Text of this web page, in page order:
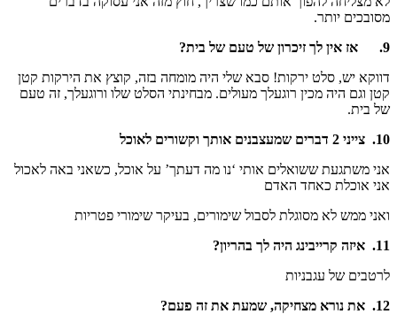
מסובכים יותר.
9.
אז אין לך זיכרון של טעם של בית?
דווקא יש, סלט ירקות! סבא שלי היה מומחה בזה, קוצץ את הירקות קטן
קטן וגם היה מכין רוגעלך מעולים. מבחינתי הסלט שלו ורוגעלך, זה טעם
של בית.
10.
צייני 2 דברים שמעצבנים אותך וקשורים לאוכל
אני משתגעת ששואלים אותי ‘נו מה דעתך’ על אוכל, כשאני באה לאכול
אני אוכלת כאחד האדם
ואני ממש לא מסוגלת לסבול שימורים, בעיקר שימורי פטריות
11.
איזה קרייבינג היה לך בהריון?
לרטבים של עגבניות
12.
את נורא מצחיקה, שמעת את זה פעם?